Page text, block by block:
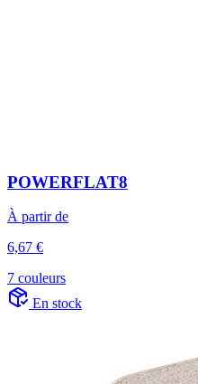
POWERFLAT8
À partir de
6,67 €
7 couleurs
En stock